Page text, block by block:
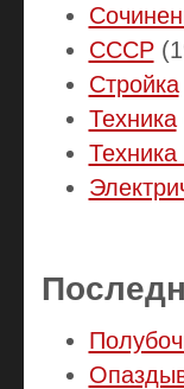
СССР
Стройка
Техника
Техника